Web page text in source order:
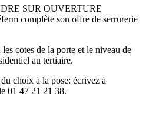
SUR OUVERTURE
complète son offre de serrurerie
cotes de la porte et le niveau de
au tertiaire.
choix à la pose: écrivez à
01 47 21 21 38.